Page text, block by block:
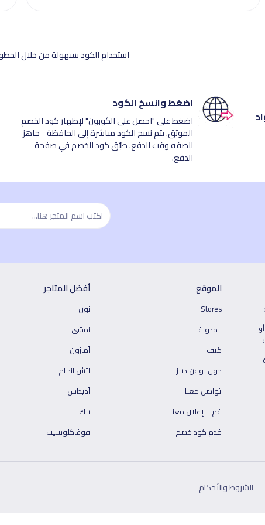
استخدام الكود بسهولة من خلال
اضغط وانسخ الكود
اضغط على "احصل على الكوبون" لإظهار كود الخصم
الموثق. يتم نسخ الكود مباشرة إلى الحافظة - جاهز
للصقه وقت الدفع. طبّق كود الخصم في صفحة
الدفع.
الموقع
Stores
المدونة
كيف
حول لوفن ديلز
تواصل معنا
قم بالإعلان معنا
قدم كود خصم
أفضل المتاجر
نون
نمشي
أمازون
اتش اند ام
أديداس
بيك
فوغاكلوسيت
الشروط والأحكام